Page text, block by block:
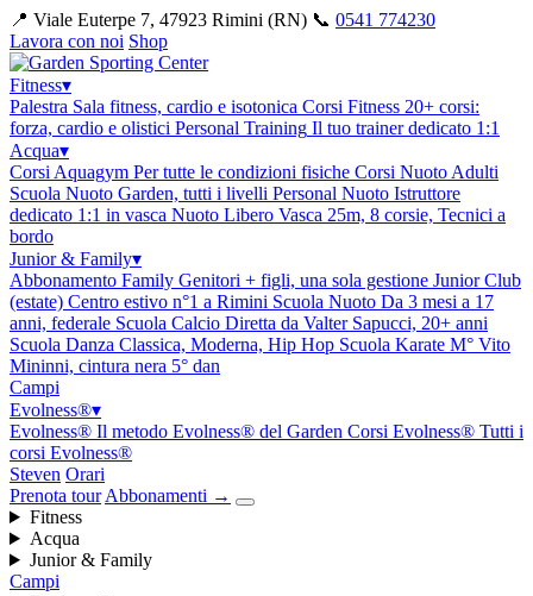
📍 Viale Euterpe 7, 47923 Rimini (RN) 📞 0541 774230
Lavora con noi Shop
Fitness▾
Palestra Sala fitness, cardio e isotonica Corsi Fitness 20+ corsi:
forza, cardio e olistici Personal Training Il tuo trainer dedicato 1:1
Acqua▾
Corsi Aquagym Per tutte le condizioni fisiche Corsi Nuoto Adulti
Scuola Nuoto Garden, tutti i livelli Personal Nuoto Istruttore
dedicato 1:1 in vasca Nuoto Libero Vasca 25m, 8 corsie, Tecnici a
bordo
Junior & Family▾
Abbonamento Family Genitori + figli, una sola gestione Junior Club
(estate) Centro estivo n°1 a Rimini Scuola Nuoto Da 3 mesi a 17
anni, federale Scuola Calcio Diretta da Valter Sapucci, 20+ anni
Scuola Danza Classica, Moderna, Hip Hop Scuola Karate M° Vito
Mininni, cintura nera 5° dan
Campi
Evolness®▾
Evolness® Il metodo Evolness® del Garden Corsi Evolness® Tutti i
corsi Evolness®
Steven Orari
Prenota tour Abbonamenti →
Fitness
Acqua
Junior & Family
Campi